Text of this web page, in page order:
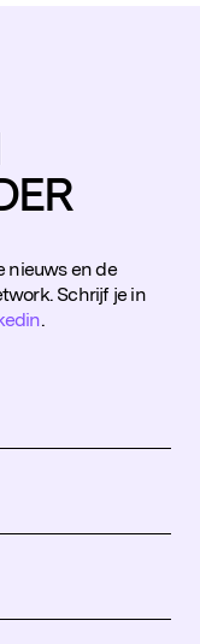
nieuws en de
Schrijf je in
.